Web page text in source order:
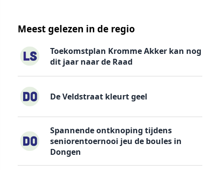
Meest gelezen in de regio
Toekomstplan Kromme Akker kan nog
dit jaar naar de Raad
De Veldstraat kleurt geel
Spannende ontknoping tijdens
seniorentoernooi jeu de boules in
Dongen